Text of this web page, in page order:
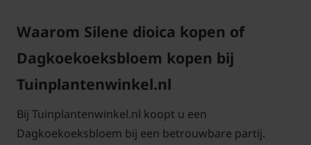
Dagkoekoeksbloem perfect in natuurlijke borders
en tuinen met een wilde uitstraling.
Wat deze plant bijzonder maakt, is dat het een
bloemen en vrouwelijke planten staan op aparte
exemplaren. Dit zorgt voor een interessante
Waarom Silene dioica kopen of
Dagkoekoeksbloem kopen bij
Tuinplantenwinkel.nl
Bij Tuinplantenwinkel.nl koopt u een
Dagkoekoeksbloem bij een betrouwbare partij.